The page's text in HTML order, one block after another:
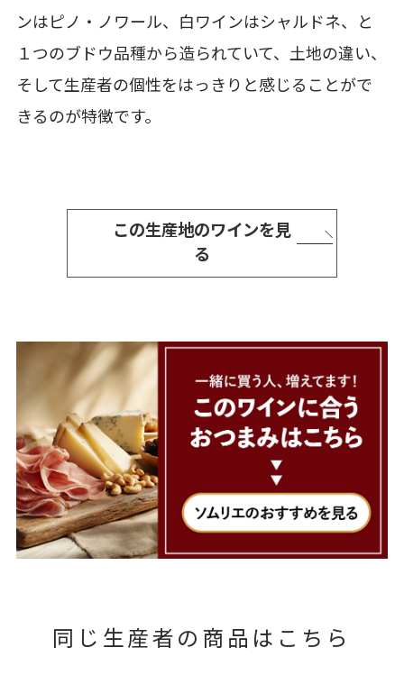
ンはピノ・ノワール、白ワインはシャルドネ、と
１つのブドウ品種から造られていて、土地の違い、
そして生産者の個性をはっきりと感じることがで
きるのが特徴です。
この生産地のワインを見
る
同じ生産者の商品はこちら